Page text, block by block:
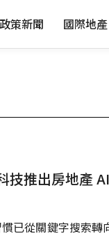
政策新聞 國際地產
推出房地產
已從關鍵字搜索